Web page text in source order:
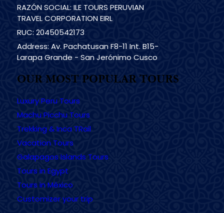
RAZÓN SOCIAL: ILE TOURS PERUVIAN
TRAVEL CORPORATION EIRL
RUC: 20450542173
Address: Av. Pachatusan F8-11 Int. B15-
Larapa Grande - San Jerónimo Cusco
OUR MOST POPULAR TOURS
Luxury Peru Tours
Machu Picchu Tours
Trekking & Inca TRail
Vacation Tours
Galapagos Islands Tours
Tours in Egypt
Tours in México
Customizer your trip